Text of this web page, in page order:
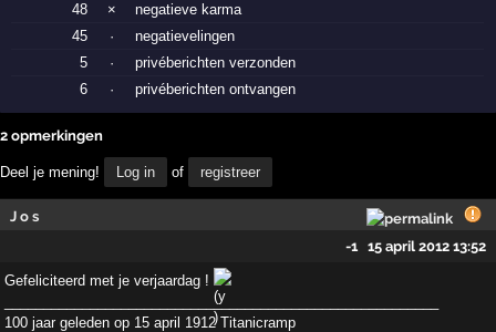
48
×
negatieve karma
45
·
negatievelingen
5
·
privéberichten verzonden
6
· privéberichten ontvangen
2 opmerkingen
Deel je mening! Log in of registreer
J o s
-1
15 april 2012 13:52
Gefeliciteerd met je verjaardag !
________________________________________________________
100 jaar geleden op 15 april 1912 Titanicramp